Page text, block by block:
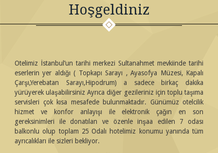
Hoşgeldiniz
Otelimiz İstanbul’un tarihi merkezi Sultanahmet mevkiinde tarihi
eserlerin yer aldığı ( Topkapı Sarayı , Ayasofya Müzesi, Kapalı
Çarşı,Yerebatan Sarayı,Hipodrum) a sadece birkaç dakika
yürüyerek ulaşabilirsiniz Ayrıca diğer gezileriniz için toplu taşıma
servisleri çok kısa mesafede bulunmaktadır. Günümüz otelcilik
hizmet ve konfor anlayışı ile elektronik çağın en son
gereksinimleri ile donatılan ve özenle inşaa edilen 7 odası
balkonlu olup toplam 25 Odalı hotelimiz konumu yanında tüm
ayrıcalıkları ile sizleri bekliyor.